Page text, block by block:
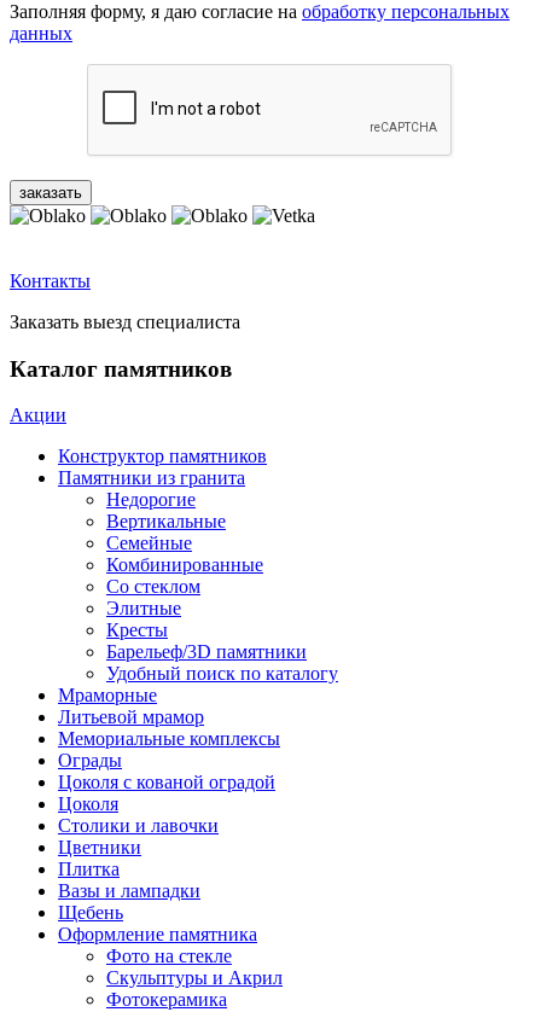
Заполняя форму, я даю согласие на обработку персональных
данных
Контакты
Заказать выезд специалиста
Каталог памятников
Акции
Конструктор памятников
Памятники из гранита
Недорогие
Вертикальные
Семейные
Комбинированные
Со стеклом
Элитные
Кресты
Барельеф/3D памятники
Удобный поиск по каталогу
Мраморные
Литьевой мрамор
Мемориальные комплексы
Ограды
Цоколя с кованой оградой
Цоколя
Столики и лавочки
Цветники
Плитка
Вазы и лампадки
Щебень
Оформление памятника
Фото на стекле
Скульптуры и Акрил
Фотокерамика